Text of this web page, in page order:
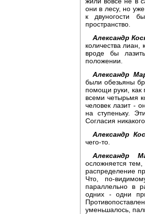
они в лесу, но
к двуногости
пространство.
Александр
количества лиан,
вроде бы
положении.
Александр
были обезьяны
помощи руки, как
всеми четырьмя
человек лазит -
на ступеньку.
Согласия
Александр
чего-то.
Александр
осложняется
распределение
Что, по-
параллельно в
одних - одни
уменьшалось,